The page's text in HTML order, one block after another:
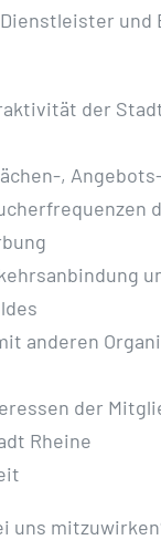
der
,
anderen
der
Rheine
uns